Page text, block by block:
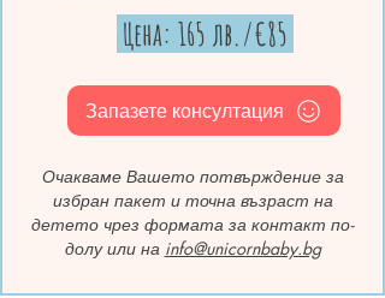
Цена: 165 лв./€85
Запазете консултация
Очакваме Вашето потвърждение за
избран пакет и точна възраст на
детето чрез формата за контакт по-
долу или на info@unicornbaby.bg